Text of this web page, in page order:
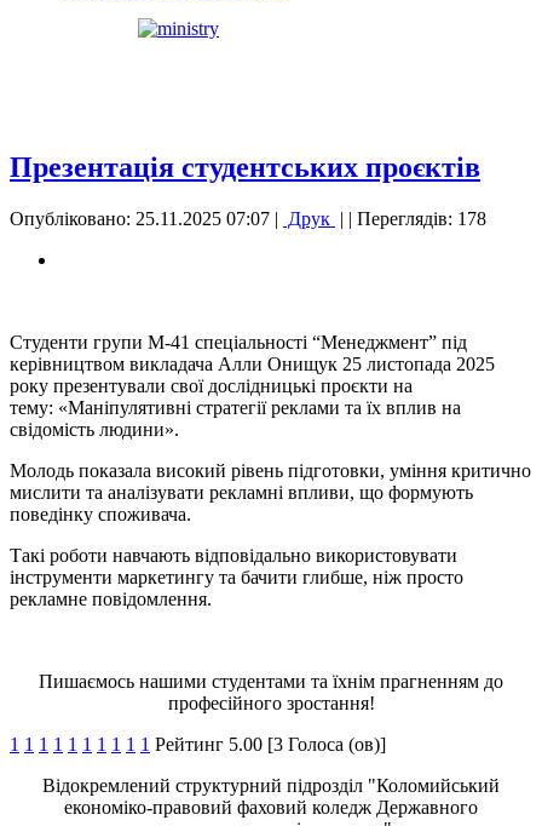
Презентація студентських проєктів
Опубліковано: 25.11.2025 07:07 | Друк | | Переглядів: 178
Студенти групи М-41 спеціальності “Менеджмент” під
керівництвом викладача Алли Онищук 25 листопада 2025
року презентували свої дослідницькі проєкти на
тему: «Маніпулятивні стратегії реклами та їх вплив на
свідомість людини».
Молодь показала високий рівень підготовки, уміння критично
мислити та аналізувати рекламні впливи, що формують
поведінку споживача.
Такі роботи навчають відповідально використовувати
інструменти маркетингу та бачити глибше, ніж просто
рекламне повідомлення.
Пишаємось нашими студентами та їхнім прагненням до
професійного зростання!
1 1 1 1 1 1 1 1 1 1 Рейтинг 5.00 [3 Голоса (ов)]
Відокремлений структурний підрозділ "Коломийський
економіко-правовий фаховий коледж Державного